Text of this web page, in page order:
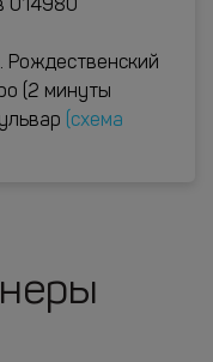
014980
Рождественский
(2 минуты
(схема